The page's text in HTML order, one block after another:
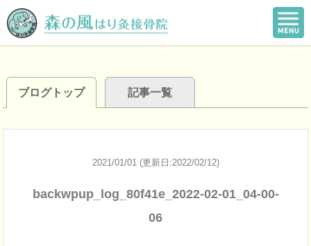
ブログトップ 記事一覧
2021/01/01 (更新日:2022/02/12)
backwpup_log_80f41e_2022-02-01_04-00-
06